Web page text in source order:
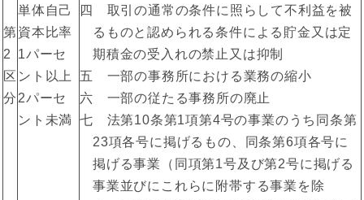
第
2
区
分
単体自己
資本比率
1パーセ
ント以上
2パーセ
ント未満
四 取引の通常の条件に照らして不利益を被
るものと認められる条件による貯金又は定
期積金の受入れの禁止又は抑制
五 一部の事務所における業務の縮小
六 一部の従たる事務所の廃止
七 法第10条第1項第4号の事業のうち同条第
23項各号に掲げるもの、同条第6項各号に
掲げる事業（同項第1号及び第2号に掲げる
事業並びにこれらに附帯する事業を除